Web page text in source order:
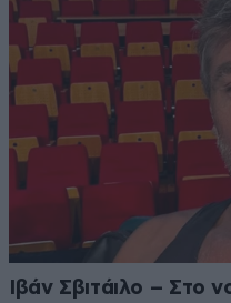
Ιβάν Σβιτάιλο – Στο